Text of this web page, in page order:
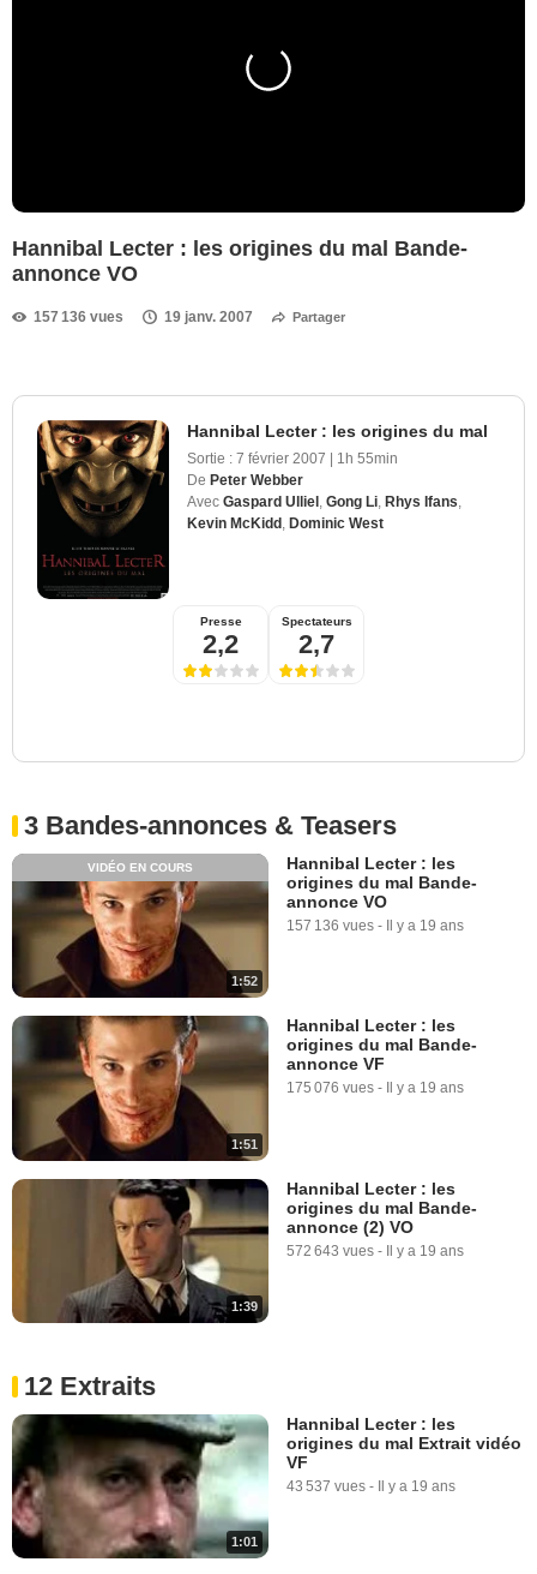
Hannibal Lecter : les origines du mal Bande-
annonce VO
157 136 vues 19 janv. 2007 Partager
Hannibal Lecter : les origines du mal
Sortie : 7 février 2007 | 1h 55min
De Peter Webber
Avec Gaspard Ulliel Gong Li Rhys Ifans
Kevin McKidd Dominic West
Presse
2,2
Spectateurs
2,7
3 Bandes-annonces & Teasers
1:52
VIDÉO EN COURS
Hannibal Lecter : les
origines du mal Bande-
annonce VO
157 136 vues - Il y a 19 ans
1:51
Hannibal Lecter : les
origines du mal Bande-
annonce VF
175 076 vues - Il y a 19 ans
1:39
Hannibal Lecter : les
origines du mal Bande-
annonce (2) VO
572 643 vues - Il y a 19 ans
12 Extraits
1:01
Hannibal Lecter : les
origines du mal Extrait vidéo
VF
43 537 vues - Il y a 19 ans